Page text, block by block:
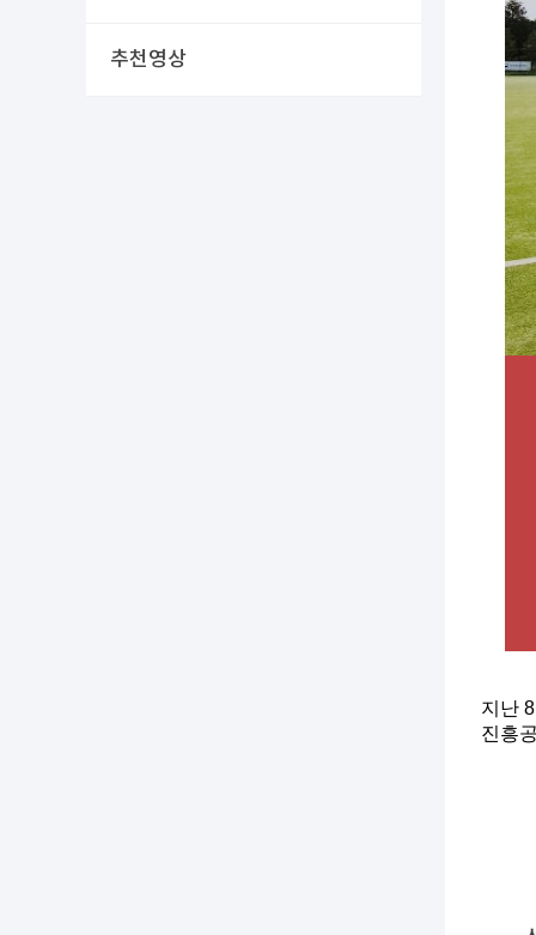
추천영상
지난
진흥